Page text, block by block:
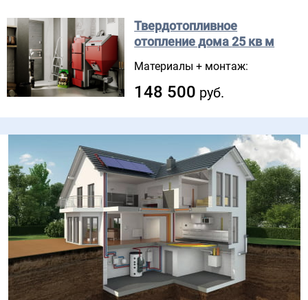
Твердотопливное
отопление дома25 кв м
Материалы + монтаж:
148 500 руб.